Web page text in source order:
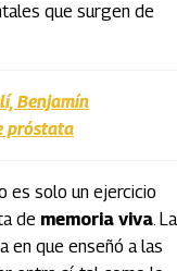
que surgen de
Benjamín
próstata
es solo un ejercicio
de memoria viva. La
en que enseñó a las